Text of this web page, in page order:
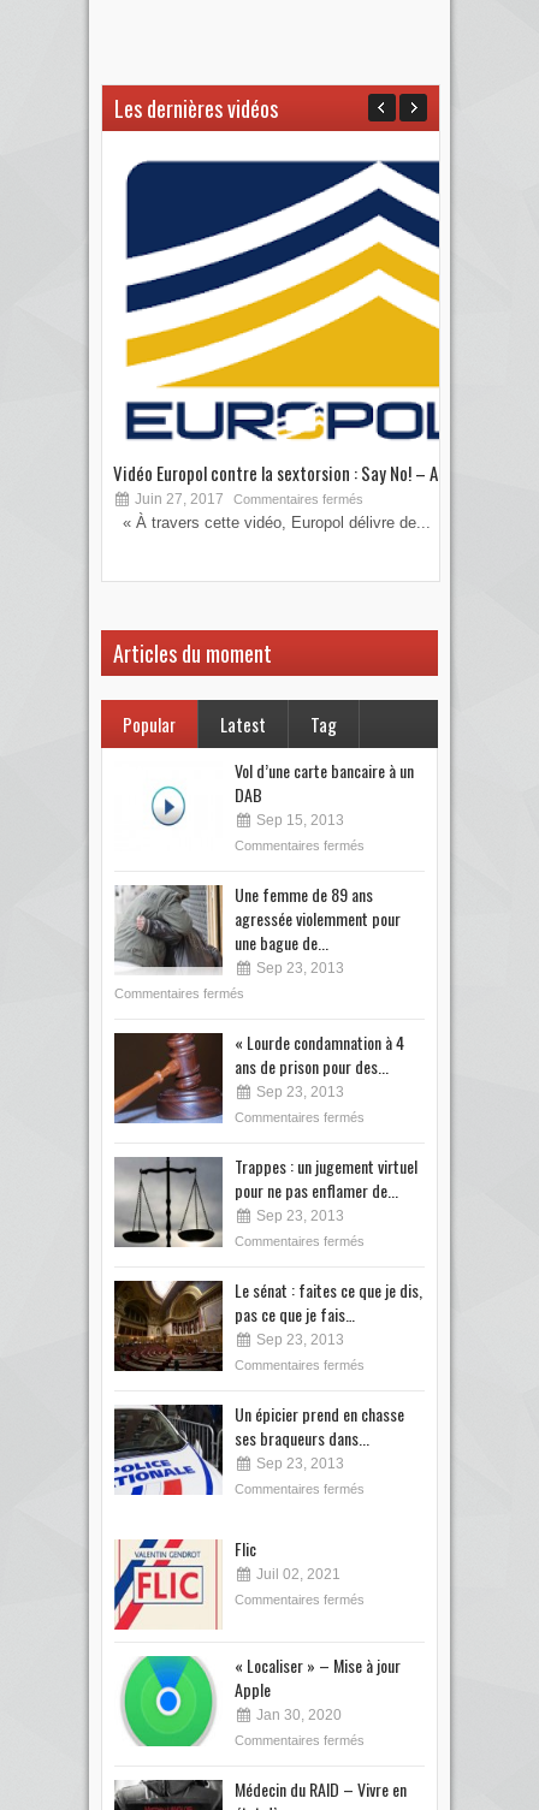
Les dernières vidéos
Vidéo Europol contre la sextorsion : Say No! – A...
Juin 27, 2017 Commentaires fermés
« À travers cette vidéo, Europol délivre de...
Articles du moment
Popular Latest Tag
Vol d’une carte bancaire à un
DAB
Sep 15, 2013
Commentaires fermés
Une femme de 89 ans
agressée violemment pour
une bague de...
Sep 23, 2013
Commentaires fermés
« Lourde condamnation à 4
ans de prison pour des...
Sep 23, 2013
Commentaires fermés
Trappes : un jugement virtuel
pour ne pas enflamer de...
Sep 23, 2013
Commentaires fermés
Le sénat : faites ce que je dis,
pas ce que je fais…
Sep 23, 2013
Commentaires fermés
Un épicier prend en chasse
ses braqueurs dans...
Sep 23, 2013
Commentaires fermés
Flic
Juil 02, 2021
Commentaires fermés
« Localiser » – Mise à jour
Apple
Jan 30, 2020
Commentaires fermés
Médecin du RAID – Vivre en